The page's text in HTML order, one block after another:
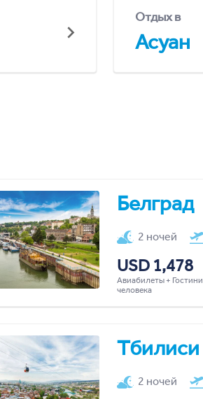
Отдых в
Асуан
Белград
2 ночей
USD 1,478
Авиабилеты +
человека
Тбилиси
2 ночей